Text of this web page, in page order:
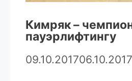
Кимряк –
пауэрлифтингу
09.10.201706.10.2017